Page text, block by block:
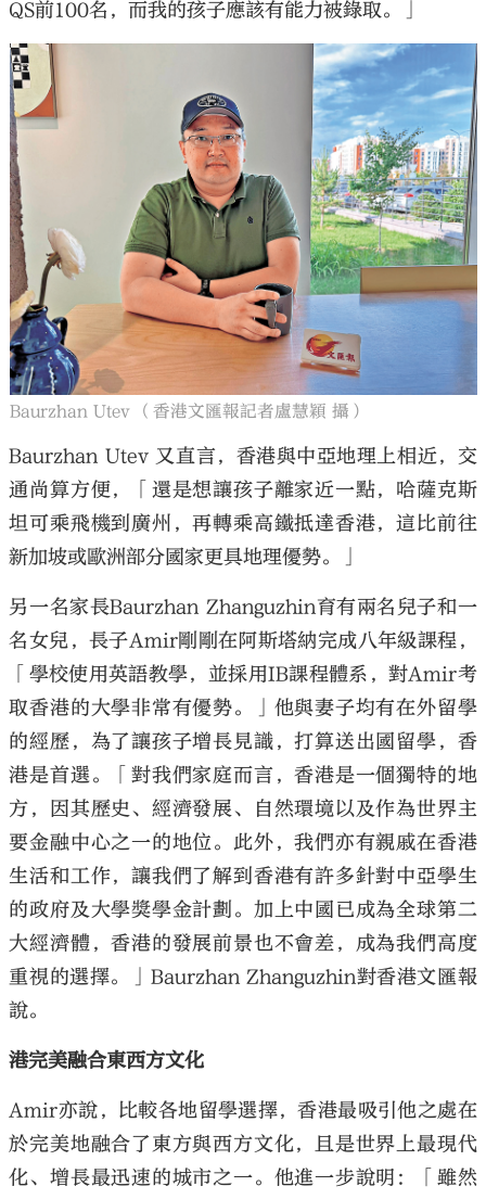
QS前100名，而我的孩子應該有能力被錄取。」
Baurzhan Utev （香港文匯報記者盧慧穎 攝）
Baurzhan Utev 又直言，香港與中亞地理上相近，交
通尚算方便，「還是想讓孩子離家近一點，哈薩克斯
坦可乘飛機到廣州，再轉乘高鐵抵達香港，這比前往
新加坡或歐洲部分國家更具地理優勢。」
另一名家長Baurzhan Zhanguzhin育有兩名兒子和一
名女兒，長子Amir剛剛在阿斯塔納完成八年級課程，
「學校使用英語教學，並採用IB課程體系，對Amir考
取香港的大學非常有優勢。」他與妻子均有在外留學
的經歷，為了讓孩子增長見識，打算送出國留學，香
港是首選。「對我們家庭而言，香港是一個獨特的地
方，因其歷史、經濟發展、自然環境以及作為世界主
要金融中心之一的地位。此外，我們亦有親戚在香港
生活和工作，讓我們了解到香港有許多針對中亞學生
的政府及大學獎學金計劃。加上中國已成為全球第二
大經濟體，香港的發展前景也不會差，成為我們高度
重視的選擇。」Baurzhan Zhanguzhin對香港文匯報
說。
港完美融合東西方文化
Amir亦說，比較各地留學選擇，香港最吸引他之處在
於完美地融合了東方與西方文化，且是世界上最現代
化、增長最迅速的城市之一。他進一步說明：「雖然